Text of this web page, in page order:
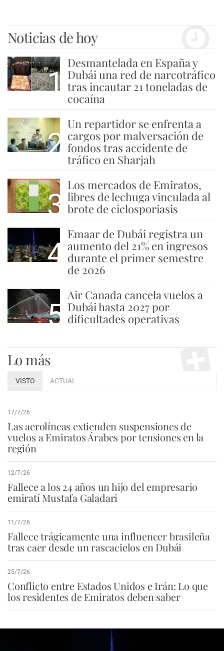
Noticias de hoy
1
Desmantelada en España y
Dubái una red de narcotráfico
tras incautar 21 toneladas de
cocaína
2
Un repartidor se enfrenta a
cargos por malversación de
fondos tras accidente de
tráfico en Sharjah
3
Los mercados de Emiratos,
libres de lechuga vinculada al
brote de ciclosporiasis
4
Emaar de Dubái registra un
aumento del 21% en ingresos
durante el primer semestre
de 2026
5
Air Canada cancela vuelos a
Dubái hasta 2027 por
dificultades operativas
Lo más
VISTO ACTUAL
17/7/26
Las aerolíneas extienden suspensiones de
vuelos a Emiratos Árabes por tensiones en la
región
12/7/26
Fallece a los 24 años un hijo del empresario
emiratí Mustafa Galadari
11/7/26
Fallece trágicamente una influencer brasileña
tras caer desde un rascacielos en Dubái
25/7/26
Conflicto entre Estados Unidos e Irán: Lo que
los residentes de Emiratos deben saber